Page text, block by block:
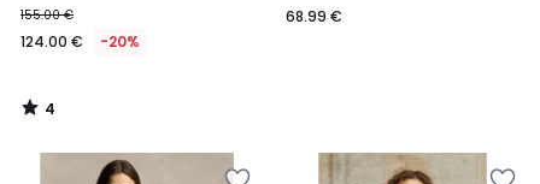
155.00 €
124.00 € -20%
4
/
68.99 €